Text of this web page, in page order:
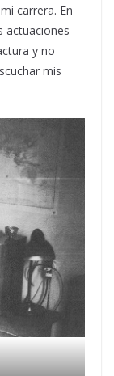
carrera. En
actuaciones
y no
mis